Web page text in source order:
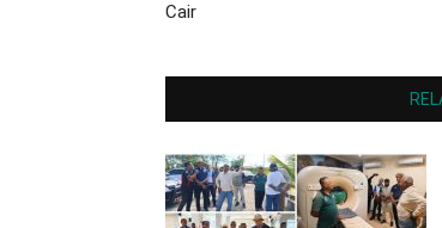
Cair